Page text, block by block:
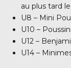
au plus tard
U8 – Mini
U10 –
U12 –
U14 –